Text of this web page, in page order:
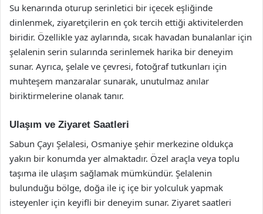
Su kenarında oturup serinletici bir içecek eşliğinde
dinlenmek, ziyaretçilerin en çok tercih ettiği aktivitelerden
biridir. Özellikle yaz aylarında, sıcak havadan bunalanlar için
şelalenin serin sularında serinlemek harika bir deneyim
sunar. Ayrıca, şelale ve çevresi, fotoğraf tutkunları için
muhteşem manzaralar sunarak, unutulmaz anılar
biriktirmelerine olanak tanır.
Ulaşım ve Ziyaret Saatleri
Sabun Çayı Şelalesi, Osmaniye şehir merkezine oldukça
yakın bir konumda yer almaktadır. Özel araçla veya toplu
taşıma ile ulaşım sağlamak mümkündür. Şelalenin
bulunduğu bölge, doğa ile iç içe bir yolculuk yapmak
isteyenler için keyifli bir deneyim sunar. Ziyaret saatleri